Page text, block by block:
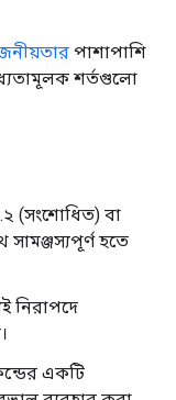
পাশাপাশি
শর্তগুলো
(সংশোধিত) বা
হতে
নিরাপদে
একটি